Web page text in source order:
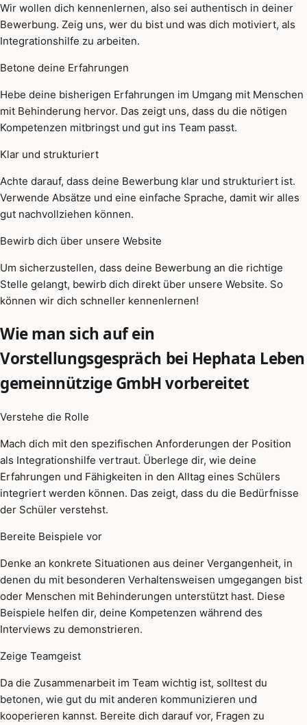
Wir wollen dich kennenlernen, also sei authentisch in deiner
Bewerbung. Zeig uns, wer du bist und was dich motiviert, als
Integrationshilfe zu arbeiten.
Betone deine Erfahrungen
Hebe deine bisherigen Erfahrungen im Umgang mit Menschen
mit Behinderung hervor. Das zeigt uns, dass du die nötigen
Kompetenzen mitbringst und gut ins Team passt.
Klar und strukturiert
Achte darauf, dass deine Bewerbung klar und strukturiert ist.
Verwende Absätze und eine einfache Sprache, damit wir alles
gut nachvollziehen können.
Bewirb dich über unsere Website
Um sicherzustellen, dass deine Bewerbung an die richtige
Stelle gelangt, bewirb dich direkt über unsere Website. So
können wir dich schneller kennenlernen!
Wie man sich auf ein
Vorstellungsgespräch bei Hephata Leben
gemeinnützige GmbH vorbereitet
Verstehe die Rolle
Mach dich mit den spezifischen Anforderungen der Position
als Integrationshilfe vertraut. Überlege dir, wie deine
Erfahrungen und Fähigkeiten in den Alltag eines Schülers
integriert werden können. Das zeigt, dass du die Bedürfnisse
der Schüler verstehst.
Bereite Beispiele vor
Denke an konkrete Situationen aus deiner Vergangenheit, in
denen du mit besonderen Verhaltensweisen umgegangen bist
oder Menschen mit Behinderungen unterstützt hast. Diese
Beispiele helfen dir, deine Kompetenzen während des
Interviews zu demonstrieren.
Zeige Teamgeist
Da die Zusammenarbeit im Team wichtig ist, solltest du
betonen, wie gut du mit anderen kommunizieren und
kooperieren kannst. Bereite dich darauf vor, Fragen zu